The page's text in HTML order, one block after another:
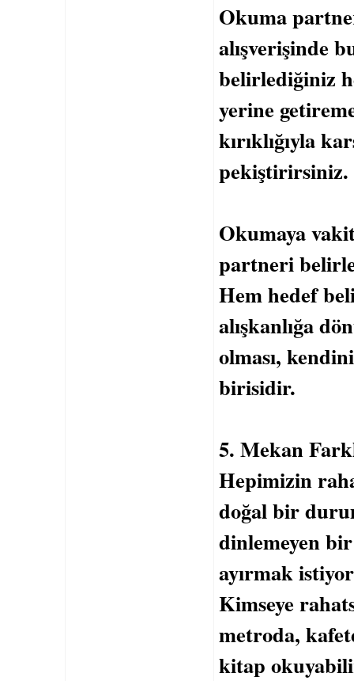
Okuma
alışverişinde
belirlediğiniz
yerine
kırıklığıyla
pekiştirirsiniz.
Okumaya
partneri
Hem hedef
alışkanlığa
olması,
birisidir.
5. Mekan
Hepimizin
doğal bir
dinlemeyen
ayırmak
Kimseye
metroda,
kitap